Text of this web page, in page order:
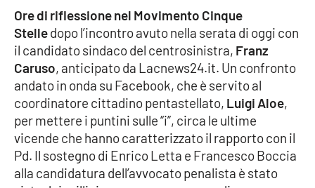
Editoriali
VIDEO
Ambiente
Cronaca
Cultura
Ore di riflessione nel Movimento Cinque
Stelledopo l’incontro avuto nella serata di oggi con
il candidato sindaco del centrosinistra, Franz
Caruso, anticipato da Lacnews24.it. Un confronto
andato in onda su Facebook, che è servito al
coordinatore cittadino pentastellato, Luigi Aloe,
per mettere i puntini sulle “i”, circa le ultime
vicende che hanno caratterizzato il rapporto con il
Pd. Il sostegno di Enrico Letta e Francesco Boccia
alla candidatura dell’avvocato penalista è stato